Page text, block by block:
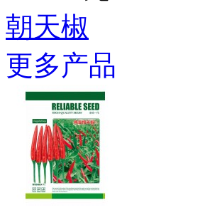
朝天椒
更多产品